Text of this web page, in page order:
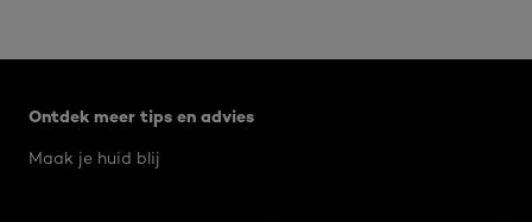
Ontdek meer tips en advies
Maak je huid blij